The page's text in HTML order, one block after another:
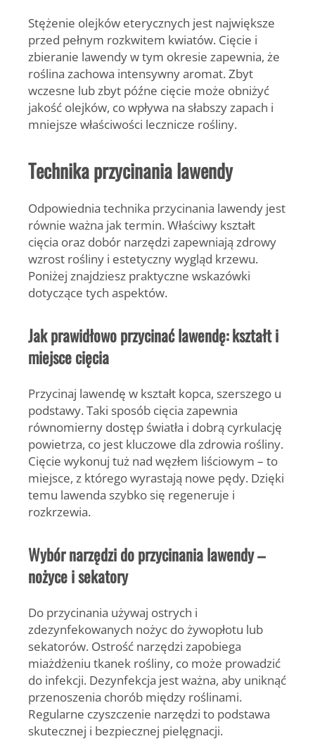
Stężenie olejków eterycznych jest największe
przed pełnym rozkwitem kwiatów. Cięcie i
zbieranie lawendy w tym okresie zapewnia, że
roślina zachowa intensywny aromat. Zbyt
wczesne lub zbyt późne cięcie może obniżyć
jakość olejków, co wpływa na słabszy zapach i
mniejsze właściwości lecznicze rośliny.
Technika przycinania lawendy
Odpowiednia technika przycinania lawendy jest
równie ważna jak termin. Właściwy kształt
cięcia oraz dobór narzędzi zapewniają zdrowy
wzrost rośliny i estetyczny wygląd krzewu.
Poniżej znajdziesz praktyczne wskazówki
dotyczące tych aspektów.
Jak prawidłowo przycinać lawendę: kształt i
miejsce cięcia
Przycinaj lawendę w kształt kopca, szerszego u
podstawy. Taki sposób cięcia zapewnia
równomierny dostęp światła i dobrą cyrkulację
powietrza, co jest kluczowe dla zdrowia rośliny.
Cięcie wykonuj tuż nad węzłem liściowym – to
miejsce, z którego wyrastają nowe pędy. Dzięki
temu lawenda szybko się regeneruje i
rozkrzewia.
Wybór narzędzi do przycinania lawendy –
nożyce i sekatory
Do przycinania używaj ostrych i
zdezynfekowanych nożyc do żywopłotu lub
sekatorów. Ostrość narzędzi zapobiega
miażdżeniu tkanek rośliny, co może prowadzić
do infekcji. Dezynfekcja jest ważna, aby uniknąć
przenoszenia chorób między roślinami.
Regularne czyszczenie narzędzi to podstawa
skutecznej i bezpiecznej pielęgnacji.